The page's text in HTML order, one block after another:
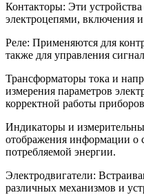
Контакторы: Эти
электроцепями, включения
Реле: Применяются для
также для управления
Трансформаторы тока и
измерения параметров
корректной работы
Индикаторы и
отображения информации о
потребляемой энергии.
Электродвигатели:
различных механизмов и